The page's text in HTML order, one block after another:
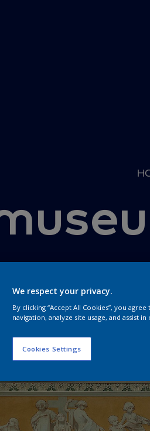
We respect your privacy.
By clicking “Accept All Cookies”, you
navigation, analyze site usage, and assist
Cookies Settings